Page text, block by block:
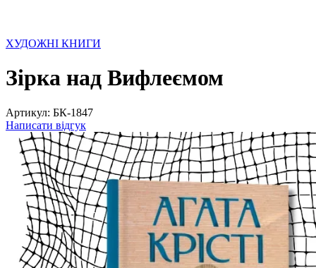
ХУДОЖНІ КНИГИ
Зірка над Вифлеємом
Артикул: БК-1847
Написати відгук